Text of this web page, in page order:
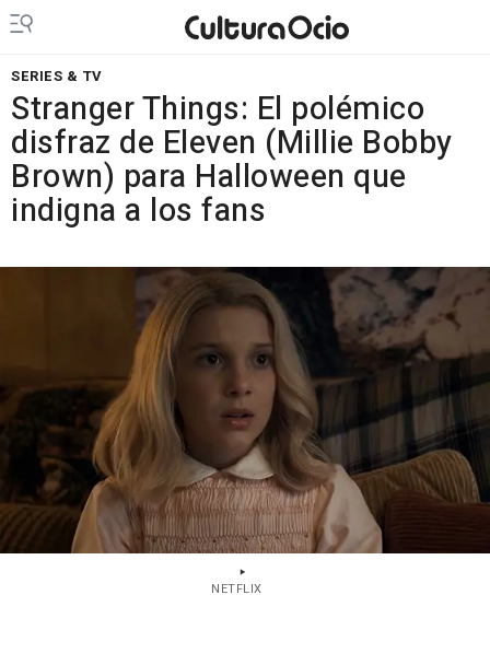
SERIES & TV
Stranger Things: El polémico
disfraz de Eleven (Millie Bobby
Brown) para Halloween que
indigna a los fans
NETFLIX